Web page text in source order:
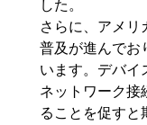
した。
さらに、アメ
普及が進んでお
います。デバイ
ネットワーク接
ることを促す